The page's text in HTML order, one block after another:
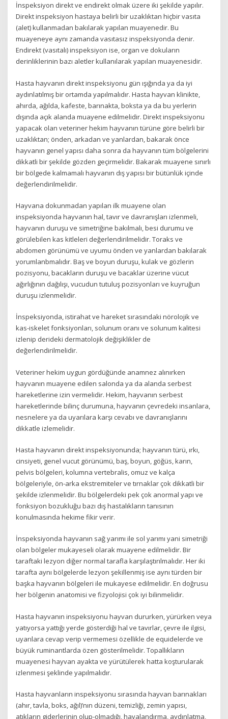
İnspeksiyon direkt ve endirekt olmak üzere iki şekilde yapılır.
Direkt inspeksiyon hastaya belirli bir uzaklıktan hiçbir vasıta
(alet) kullanmadan bakılarak yapılan muayenedir. Bu
muayeneye aynı zamanda vasıtasız inspeksiyonda denir.
Endirekt (vasıtalı) inspeksiyon ise, organ ve dokuların
derinliklerinin bazı aletler kullanılarak yapılan muayenesidir.
Hasta hayvanın direkt inspeksiyonu gün ışığında ya da iyi
aydınlatılmış bir ortamda yapılmalıdır. Hasta hayvan klinikte,
ahırda, ağılda, kafeste, barınakta, boksta ya da bu yerlerin
dışında açık alanda muayene edilmelidir. Direkt inspeksiyonu
yapacak olan veteriner hekim hayvanın türüne göre belirli bir
uzaklıktan; önden, arkadan ve yanlardan, bakarak önce
hayvanın genel yapısı daha sonra da hayvanın tüm bölgelerini
dikkatli bir şekilde gözden geçirmelidir. Bakarak muayene sınırlı
bir bölgede kalmamalı hayvanın dış yapısı bir bütünlük içinde
değerlendirilmelidir.
Hayvana dokunmadan yapılan ilk muayene olan
inspeksiyonda hayvanın hal, tavır ve davranışları izlenmeli,
hayvanın duruşu ve simetriğine bakılmalı, besi durumu ve
görülebilen kas kitleleri değerlendirilmelidir. Toraks ve
abdomen görünümü ve uyumu önden ve yanlardan bakılarak
yorumlanbmalıdır. Baş ve boyun duruşu, kulak ve gözlerin
pozisyonu, bacakların duruşu ve bacaklar üzerine vücut
ağırlığının dağılışı, vucudun tutuluş pozisyonları ve kuyruğun
duruşu izlenmelidir.
İnspeksiyonda, istirahat ve hareket sırasındaki nörolojik ve
kas-iskelet fonksiyonları, solunum oranı ve solunum kalitesi
izlenip derideki dermatolojik değişiklikler de
değerlendirilmelidir.
Veteriner hekim uygun gördüğünde anamnez alınırken
hayvanın muayene edilen salonda ya da alanda serbest
hareketlerine izin vermelidir. Hekim, hayvanın serbest
hareketlerinde bilinç durumuna, hayvanın çevredeki insanlara,
nesnelere ya da uyarılara karşı cevabı ve davranışlarını
dikkatle izlemelidir.
Hasta hayvanın direkt inspeksiyonunda; hayvanın türü, ırkı,
cinsiyeti, genel vucut görünümü, baş, boyun, göğüs, karın,
pelvis bölgeleri, kolumna vertebralis, omuz ve kalça
bölgeleriyle, ön-arka ekstremiteler ve tırnaklar çok dikkatli bir
şekilde izlenmelidir. Bu bölgelerdeki pek çok anormal yapı ve
fonksiyon bozukluğu bazı dış hastalıkların tanısının
konulmasında hekime fikir verir.
İnspeksiyonda hayvanın sağ yarımı ile sol yarımı yani simetriği
olan bölgeler mukayeseli olarak muayene edilmelidir. Bir
taraftaki lezyon diğer normal tarafla karşılaştırılmalıdır. Her iki
tarafta aynı bölgelerde lezyon şekillenmiş ise aynı türden bir
başka hayvanın bölgeleri ile mukayese edilmelidir. En doğrusu
her bölgenin anatomisi ve fizyolojisi çok iyi bilinmelidir.
Hasta hayvanın inspeksiyonu hayvan dururken, yürürken veya
yatıyorsa yattığı yerde gösterdiği hal ve tavırlar, çevre ile ilgisi,
uyarılara cevap verip vermemesi özellikle de equidelerde ve
büyük ruminantlarda özen gösterilmelidir. Topallıkların
muayenesi hayvan ayakta ve yürütülerek hatta koşturularak
izlenmesi şeklinde yapılmalıdır.
Hasta hayvanların inspeksiyonu sırasında hayvan barınakları
(ahır, tavla, boks, ağıl)’nın düzeni, temizliği, zemin yapısı,
atıkların giderlerinin olup-olmadığı, havalandırma, aydınlatma,